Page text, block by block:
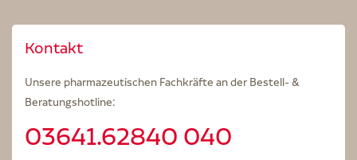
Kontakt
Unsere pharmazeutischen Fachkräfte an der Bestell- &
Beratungshotline:
03641.62840 040